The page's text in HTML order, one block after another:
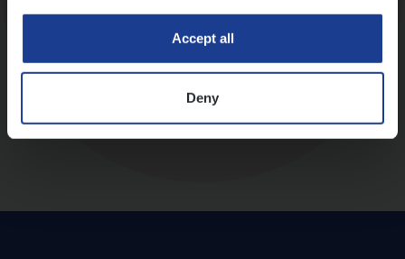
Accept all
Deny